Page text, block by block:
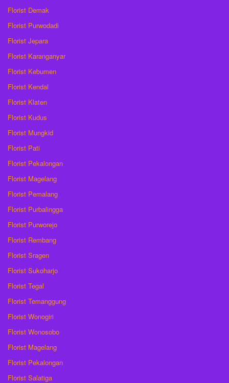
Florist Demak
Florist Purwodadi
Florist Jepara
Florist Karanganyar
Florist Kebumen
Florist Kendal
Florist Klaten
Florist Kudus
Florist Mungkid
Florist Pati
Florist Pekalongan
Florist Magelang
Florist Pemalang
Florist Purbalingga
Florist Purworejo
Florist Rembang
Florist Sragen
Florist Sukoharjo
Florist Tegal
Florist Temanggung
Florist Wonogiri
Florist Wonosobo
Florist Magelang
Florist Pekalongan
Florist Salatiga